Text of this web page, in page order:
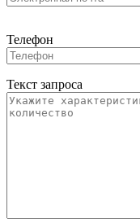
Телефон
Текст запроса